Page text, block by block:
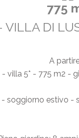
775
VILLA DI
A
- villa 5* - 775 m2 -
estivo